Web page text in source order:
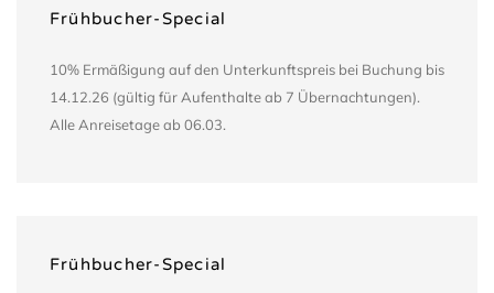
Frühbucher-Special
10% Ermäßigung auf den Unterkunftspreis bei Buchung bis
14.12.26 (gültig für Aufenthalte ab 7 Übernachtungen).
Alle Anreisetage ab 06.03.
Frühbucher-Special